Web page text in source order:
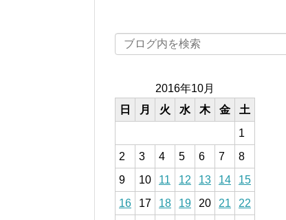
2016年10月
日
月 火 水 木 金
土
1
2
3 4 5 6 7
8
9
10 11 12 13 14
15
16
17 18 19 20 21
22